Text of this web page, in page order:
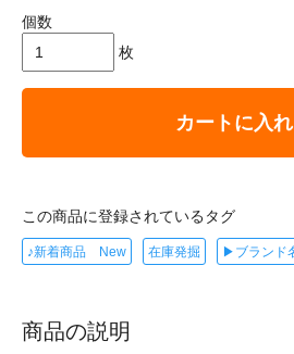
個数
枚
カートに入
この商品に登録されているタグ
♪新着商品 New 在庫発掘 ▶ブランド
商品の説明